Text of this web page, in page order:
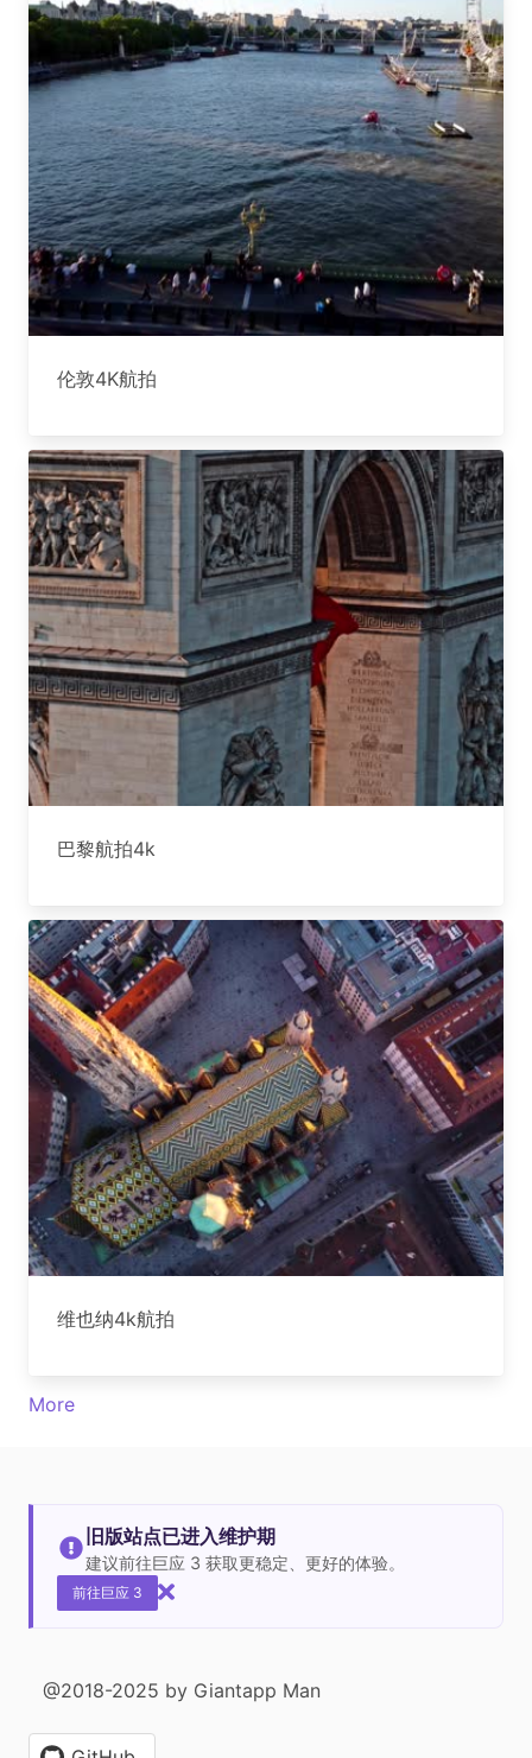
伦敦4K航拍
巴黎航拍4k
维也纳4k航拍
More
旧版站点已进入维护期
建议前往巨应 3 获取更稳定、更好的体验。
前往巨应 3
@2018-2025 by Giantapp Man